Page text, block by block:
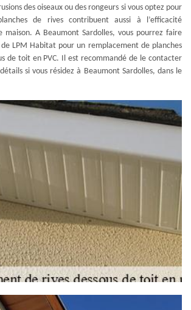
des oiseaux ou des rongeurs si vous optez pour
de rives contribuent aussi à l’efficacité
maison. A Beaumont Sardolles, vous pourrez faire
LPM Habitat pour un remplacement de planches
de toit en PVC. Il est recommandé de le contacter
si vous résidez à Beaumont Sardolles, dans le